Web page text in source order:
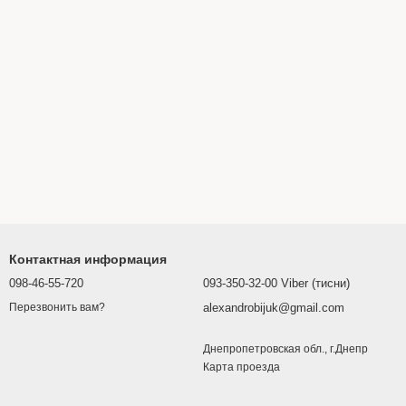
Контактная информация
098-46-55-720
Перезвонить вам?
093-350-32-00 Viber (тисни)
alexandrobijuk@gmail.com
Днепропетровская обл., г.Днепр
Карта проезда